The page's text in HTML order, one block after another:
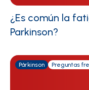
¿Es común la
Parkinson?
Párkinson Preguntas